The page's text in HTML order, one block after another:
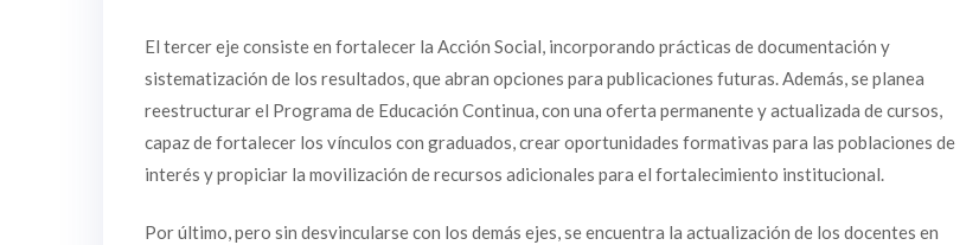
El tercer eje consiste en fortalecer la Acción Social, incorporando prácticas de documentación y
sistematización de los resultados, que abran opciones para publicaciones futuras. Además, se planea
reestructurar el Programa de Educación Continua, con una oferta permanente y actualizada de cursos,
capaz de fortalecer los vínculos con graduados, crear oportunidades formativas para las poblaciones de
interés y propiciar la movilización de recursos adicionales para el fortalecimiento institucional.
Por último, pero sin desvincularse con los demás ejes, se encuentra la actualización de los docentes en